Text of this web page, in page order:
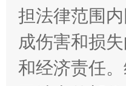
习近平的博鳌关
担法律范围
成伤害和损
和经济责任